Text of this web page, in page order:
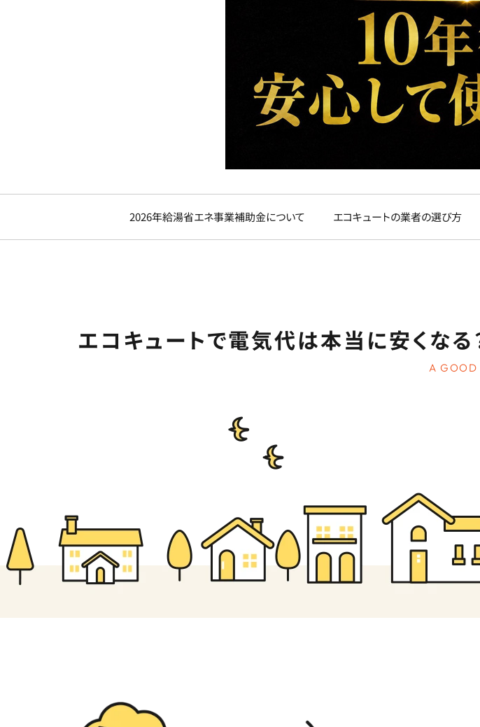
2026年給湯省エネ事業補助金について エコキュートの業者の選び方
エコキュートで電気代は本当に安くな
A GOOD